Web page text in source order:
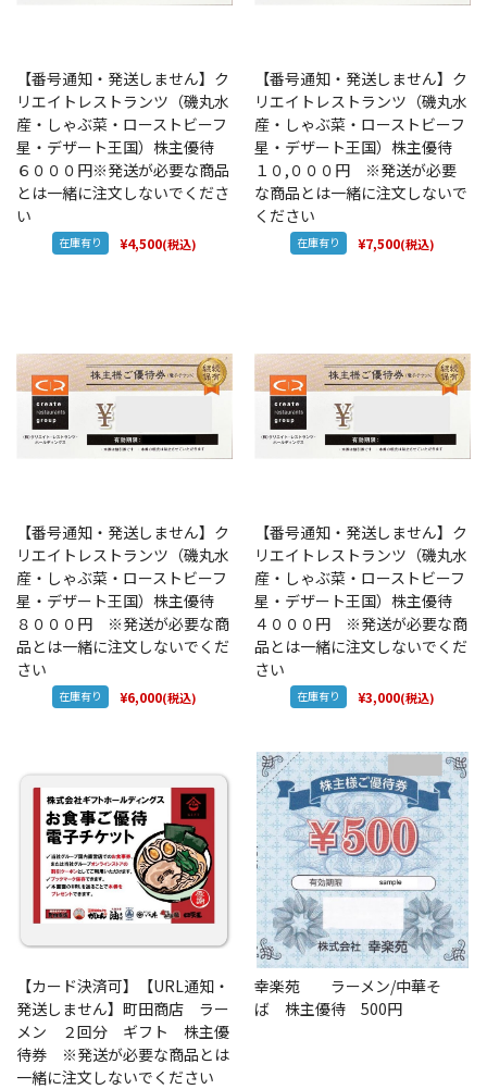
【番号通知・発送しません】ク
リエイトレストランツ（磯丸水
産・しゃぶ菜・ローストビーフ
星・デザート王国）株主優待
６０００円※発送が必要な商品
とは一緒に注文しないでくださ
い
在庫有り ¥4,500(税込)
【番号通知・発送しません】ク
リエイトレストランツ（磯丸水
産・しゃぶ菜・ローストビーフ
星・デザート王国）株主優待
１０,０００円 ※発送が必要
な商品とは一緒に注文しないで
ください
在庫有り ¥7,500(税込)
【番号通知・発送しません】ク
リエイトレストランツ（磯丸水
産・しゃぶ菜・ローストビーフ
星・デザート王国）株主優待
８０００円 ※発送が必要な商
品とは一緒に注文しないでくだ
さい
在庫有り ¥6,000(税込)
【番号通知・発送しません】ク
リエイトレストランツ（磯丸水
産・しゃぶ菜・ローストビーフ
星・デザート王国）株主優待
４０００円 ※発送が必要な商
品とは一緒に注文しないでくだ
さい
在庫有り ¥3,000(税込)
【カード決済可】【URL通知・
発送しません】町田商店 ラー
メン ２回分 ギフト 株主優
待券 ※発送が必要な商品とは
一緒に注文しないでください
幸楽苑 ラーメン/中華そ
ば 株主優待 500円